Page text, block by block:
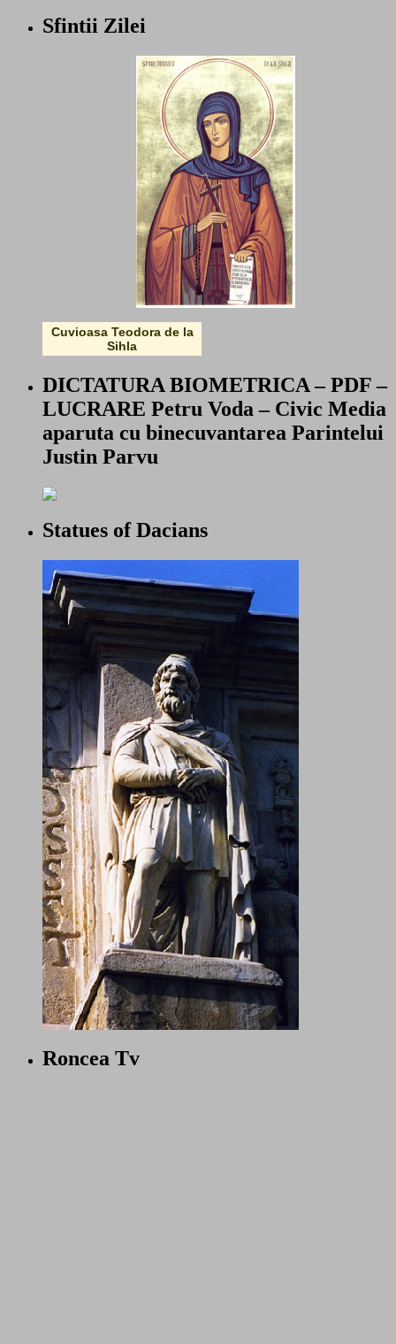
Sfintii Zilei
Cuvioasa Teodora de la
Sihla
DICTATURA BIOMETRICA – PDF –
LUCRARE Petru Voda – Civic Media
aparuta cu binecuvantarea Parintelui
Justin Parvu
Statues of Dacians
Roncea Tv